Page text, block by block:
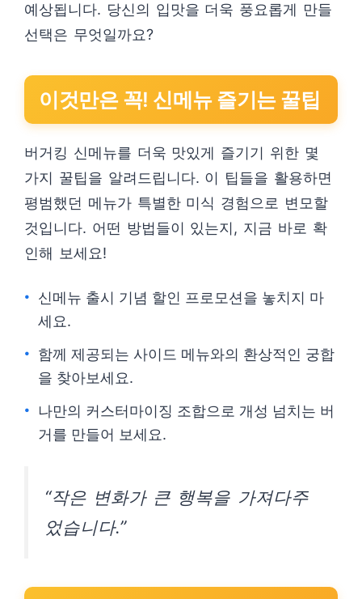
예상됩니다. 당신의 입맛을 더욱 풍요롭게 만들
선택은 무엇일까요?
이것만은 꼭! 신메뉴 즐기는 꿀팁
버거킹 신메뉴를 더욱 맛있게 즐기기 위한 몇
가지 꿀팁을 알려드립니다. 이 팁들을 활용하면
평범했던 메뉴가 특별한 미식 경험으로 변모할
것입니다. 어떤 방법들이 있는지, 지금 바로 확
인해 보세요!
신메뉴 출시 기념 할인 프로모션을 놓치지 마
세요.
함께 제공되는 사이드 메뉴와의 환상적인 궁합
을 찾아보세요.
나만의 커스터마이징 조합으로 개성 넘치는 버
거를 만들어 보세요.
“작은 변화가 큰 행복을 가져다주
었습니다.”